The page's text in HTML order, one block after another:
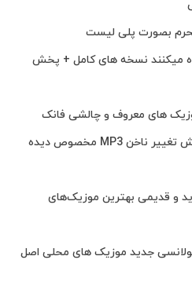
بصورت پلی لیست
میکنند نسخه های کامل + پخش
های معروف و چالشی فانک
دانلود مجموعه آهنگ برای چالش تغییر ناخن MP3 مخصوص دیده
و قدیمی بهترین موزیک‌های
جدید موزیک های محلی اصل